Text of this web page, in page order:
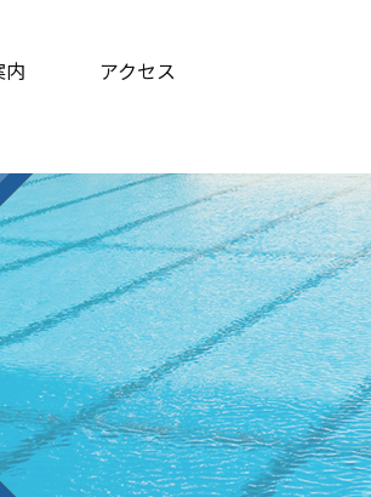
よくある質問
内
コーチ紹介
アクセス